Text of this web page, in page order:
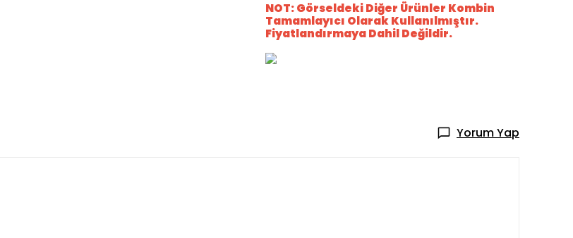
NOT: Görseldeki Diğer Ürünler Kombin
Tamamlayıcı Olarak Kullanılmıştır.
Fiyatlandırmaya Dahil Değildir.
Yorum Yap